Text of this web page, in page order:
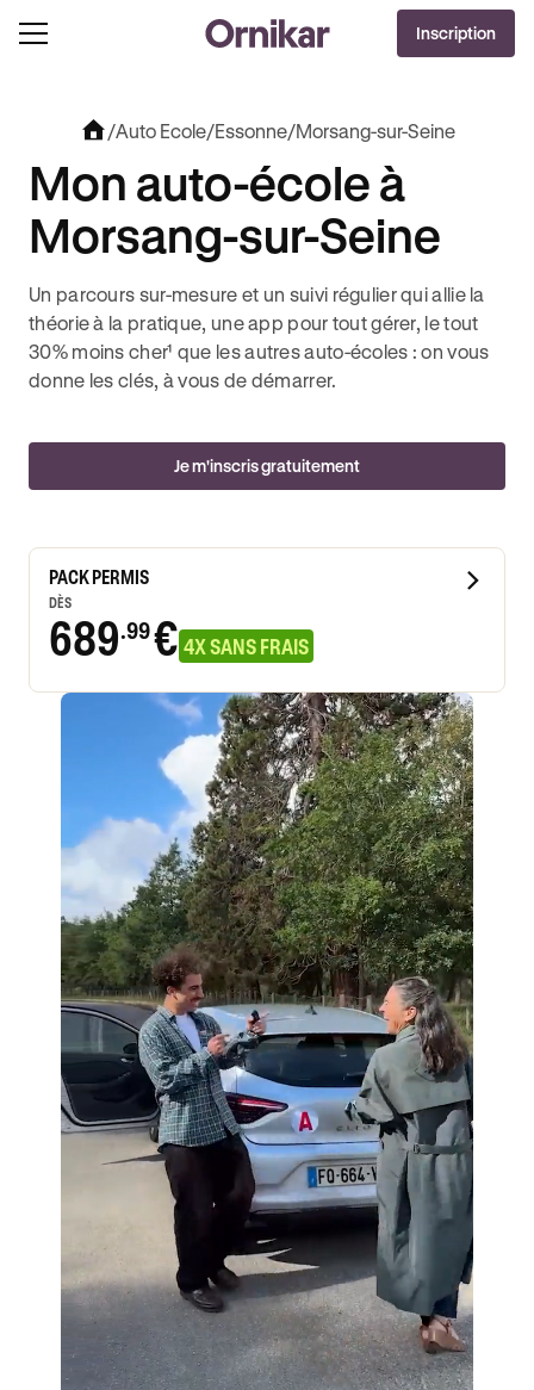
OFFRE EXCLUSIVE
JUSQU’À 170€ OFFERTS AVEC REVOLUT
J'EN PROFITE !
Inscription
/Auto Ecole/Essonne/Morsang-sur-Seine
Mon auto-école à
Morsang-sur-Seine
Un parcours sur-mesure et un suivi régulier qui allie la
théorie à la pratique, une app pour tout gérer, le tout
30% moins cher¹ que les autres auto-écoles : on vous
donne les clés, à vous de démarrer.
Je m'inscris gratuitement
PACK PERMIS
DÈS
689.99€ 4X SANS FRAIS